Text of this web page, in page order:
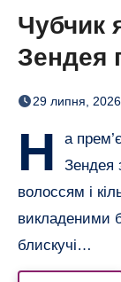
Чубчик
Зендея
Bangs
29 липня, 2026
Н
а
Зендея
волоссям і
викладеними
блискучі…